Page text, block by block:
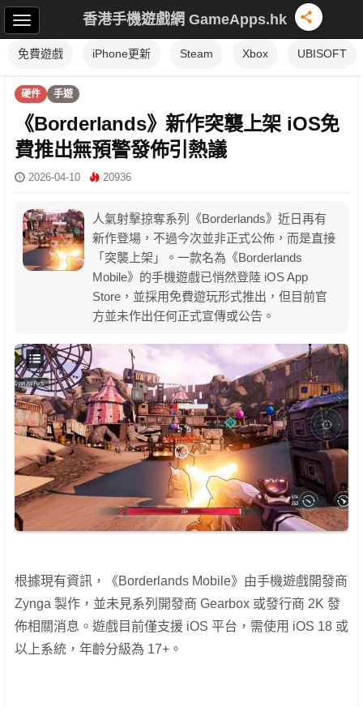
香港手機遊戲網 GameApps.hk
免費遊戲 iPhone更新 Steam Xbox UBISOFT
硬件 手遊
《Borderlands》新作突襲上架 iOS免
費推出無預警發佈引熱議
2026-04-10 20936
人氣射擊掠奪系列《Borderlands》近日再有
新作登場，不過今次並非正式公佈，而是直接
「突襲上架」。一款名為《Borderlands
Mobile》的手機遊戲已悄然登陸 iOS App
Store，並採用免費遊玩形式推出，但目前官
方並未作出任何正式宣傳或公告。
根據現有資訊，《Borderlands Mobile》由手機遊戲開發商
Zynga 製作，並未見系列開發商 Gearbox 或發行商 2K 發
佈相關消息。遊戲目前僅支援 iOS 平台，需使用 iOS 18 或
以上系統，年齡分級為 17+。